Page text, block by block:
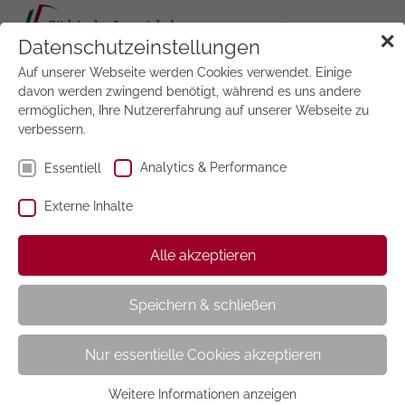
Jetzt
testen
Lego Ninjago
✕
Datenschutzeinstellungen
Auf unserer Webseite werden Cookies verwendet. Einige
davon werden zwingend benötigt, während es uns andere
ermöglichen, Ihre Nutzererfahrung auf unserer Webseite zu
verbessern.
Essentiell Analytics & Performance
Externe Inhalte
Alle akzeptieren
Speichern & schließen
Nur essentielle Cookies akzeptieren
Weitere Informationen anzeigen